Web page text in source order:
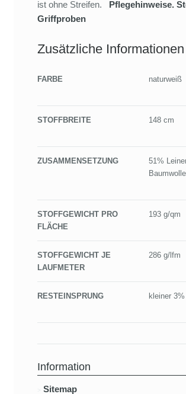
ist ohne Streifen. Pflegehinweise.
Griffproben
Zusätzliche Informationen
FARBE naturweiß
STOFFBREITE 148 cm
ZUSAMMENSETZUNG
51%
Baumwolle
STOFFGEWICHT PRO
FLÄCHE
193 g/qm
STOFFGEWICHT JE
LAUFMETER
286 g/lfm
RESTEINSPRUNG kleiner 3%
Information
Sitemap